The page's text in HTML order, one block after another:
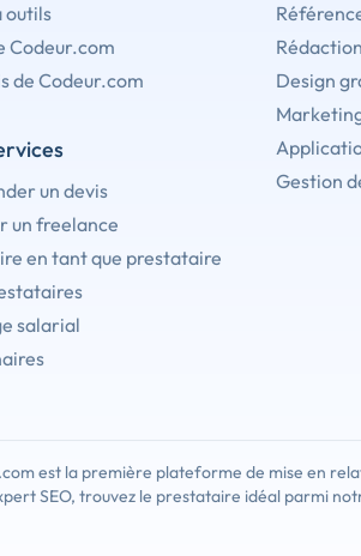
outils
Codeur.com
de Codeur.com
un devis
un freelance
en tant que prestataire
salarial
Design
Gestion
est la première plateforme de mise en
SEO, trouvez le prestataire idéal parmi